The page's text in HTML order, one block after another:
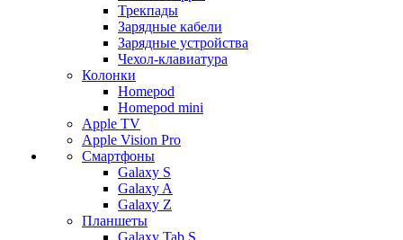
Трекпады
Зарядные кабели
Зарядные устройства
Чехол-клавиатура
Колонки
Homepod
Homepod mini
Apple TV
Apple Vision Pro
Смартфоны
Galaxy S
Galaxy A
Galaxy Z
Планшеты